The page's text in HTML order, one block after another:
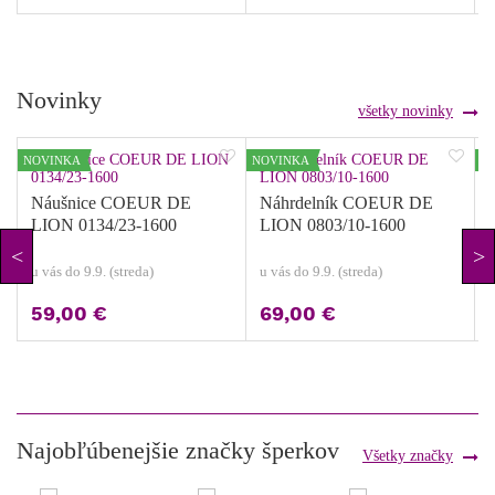
všetky novinky
Novinky
NOVINKA
Náušnice COEUR DE
LION 0134/23-1600
u vás do 9.9. (streda)
59,00 €
NOVINKA
Náhrdelník COEUR DE
LION 0803/10-1600
u vás do 9.9. (streda)
69,00 €
Všetky značky
Najobľúbenejšie značky šperkov